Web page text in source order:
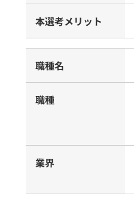
本選考メリット
職種名
職種
業界